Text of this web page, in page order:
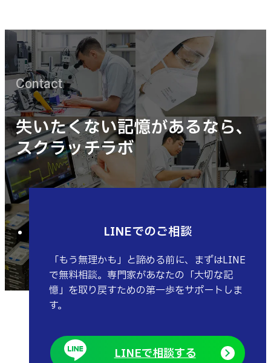
失いたくない記憶があるなら、
スクラッチラボ
Contact
LINEでのご相談
「もう無理かも」と諦める前に、まずはLINE
で無料相談。専門家があなたの「大切な記
憶」を取り戻すための第一歩をサポートしま
す。
LINEで相談する